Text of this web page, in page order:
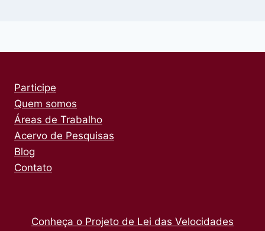
Participe
Quem somos
Áreas de Trabalho
Acervo de Pesquisas
Blog
Contato
Conheça o Projeto de Lei das Velocidades